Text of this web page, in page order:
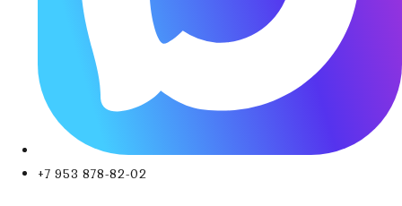
+7 953 878-82-02